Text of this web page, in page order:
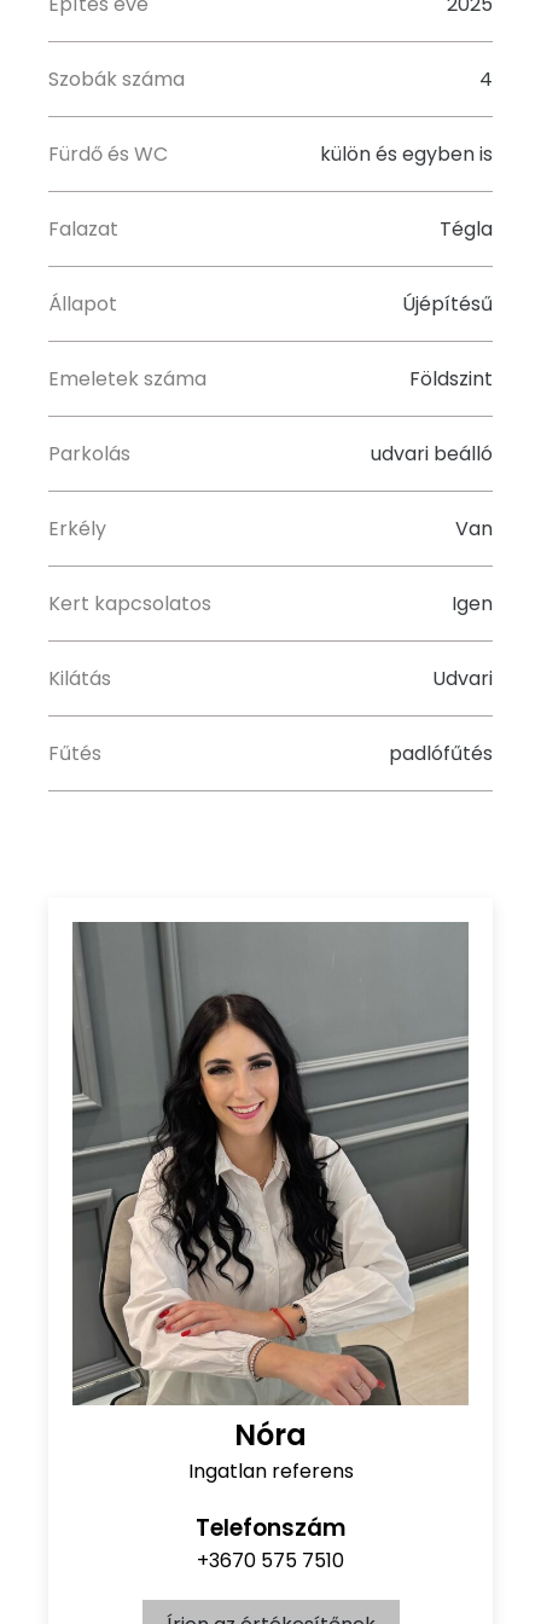
Szobák száma 4
Fürdő és WC külön és egyben is
Falazat Tégla
Állapot Újépítésű
Emeletek száma Földszint
Parkolás udvari beálló
Erkély Van
Kert kapcsolatos Igen
Kilátás Udvari
Fűtés padlófűtés
Nóra
Ingatlan referens
Telefonszám
+3670 575 7510